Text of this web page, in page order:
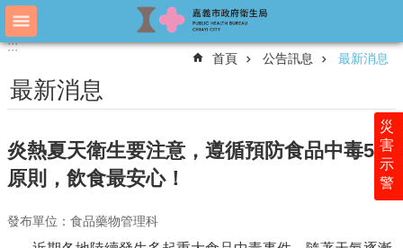
跳到主要內容區塊
進
搜
尋
認
識
生
:::
災
害
示
警
:::
首頁 公告訊息 最新消息
最新消息
炎熱夏天衛生要注意，遵循預防食品中毒5要
原則，飲食最安心！
發布單位：食品藥物管理科